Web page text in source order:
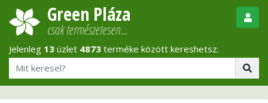
Green Pláza
csak természetesen…
Jelenleg 13 üzlet 4873 terméke között kereshetsz.